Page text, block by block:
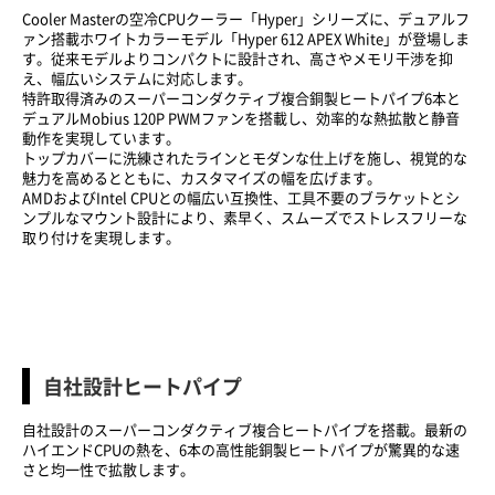
Cooler Masterの空冷CPUクーラー「Hyper」シリーズに、デュアルフ
ァン搭載ホワイトカラーモデル「Hyper 612 APEX White」が登場しま
す。従来モデルよりコンパクトに設計され、高さやメモリ干渉を抑
え、幅広いシステムに対応します。
特許取得済みのスーパーコンダクティブ複合銅製ヒートパイプ6本と
デュアルMobius 120P PWMファンを搭載し、効率的な熱拡散と静音
動作を実現しています。
トップカバーに洗練されたラインとモダンな仕上げを施し、視覚的な
魅力を高めるとともに、カスタマイズの幅を広げます。
AMDおよびIntel CPUとの幅広い互換性、工具不要のブラケットとシ
ンプルなマウント設計により、素早く、スムーズでストレスフリーな
取り付けを実現します。
自社設計ヒートパイプ
自社設計のスーパーコンダクティブ複合ヒートパイプを搭載。最新の
ハイエンドCPUの熱を、6本の高性能銅製ヒートパイプが驚異的な速
さと均一性で拡散します。